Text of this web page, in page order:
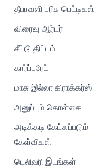
தீபாவளி பரிசு பெட்டிகள்
விரைவு ஆர்டர்
சீட்டு திட்டம்
கார்ப்பரேட்
மாசு இல்லா கிராக்கர்ஸ்
அனுப்பும் கொள்கை
அடிக்கடி கேட்கப்படும்
கேள்விகள்
டெலிவரி இடங்கள்